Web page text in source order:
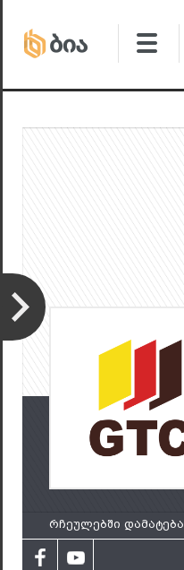
რჩეულებში დამატება